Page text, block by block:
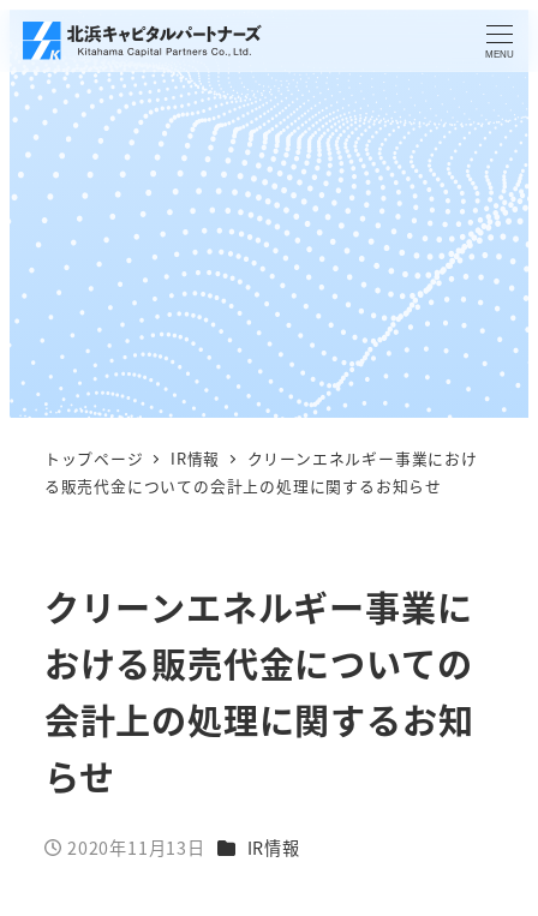
メ
イ
ン
コ
ン
テ
ン
へ
移
MENU
トップページ IR情報
クリーンエネルギー事業におけ
る販売代金についての会計上の処理に関するお知らせ
クリーンエネルギー事業に
おける販売代金についての
会計上の処理に関するお知
らせ
投稿日
2020年11月13日 カテゴリー
IR情報